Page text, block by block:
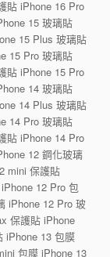
貼 iPhone 16 Pro
15 玻璃貼
15 Plus 玻璃貼
15 Pro 玻璃貼
貼 iPhone 15 Pro
14 玻璃貼
14 Plus 玻璃貼
14 Pro 玻璃貼
貼 iPhone 14 Pro
12 鋼化玻璃
mini 保護貼
12 Pro 包
iPhone 12 Pro 玻
保護貼 iPhone
iPhone 13 包膜
包膜 iPhone 13